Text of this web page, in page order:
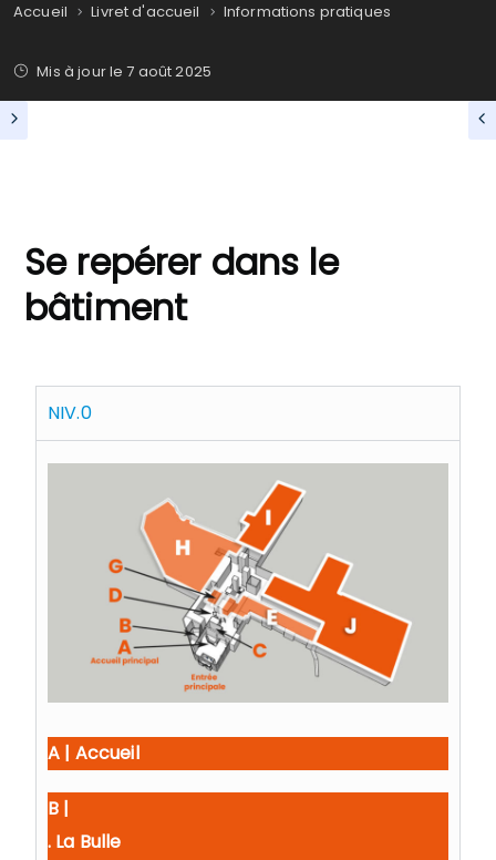
Accueil Livret d'accueil Informations pratiques
Mis à jour le7 août 2025
Se repérer dans le
bâtiment
NIV.0
A | Accueil
B |
. La Bulle